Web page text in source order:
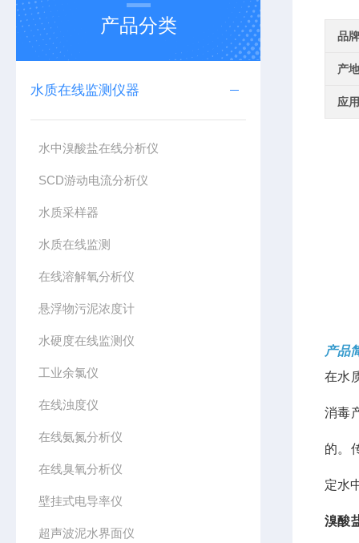
产品分类
水质在线监测仪器
水中溴酸盐在线分析仪
SCD游动电流分析仪
水质采样器
水质在线监测
在线溶解氧分析仪
悬浮物污泥浓度计
水硬度在线监测仪
工业余氯仪
在线浊度仪
在线氨氮分析仪
在线臭氧分析仪
壁挂式电导率仪
超声波泥水界面仪
品牌
产
应
产品
在水
消毒
的。
定水
溴酸